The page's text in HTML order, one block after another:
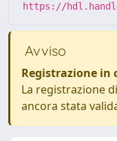
https://
Avviso
Registrazione in
La registrazione
ancora stata